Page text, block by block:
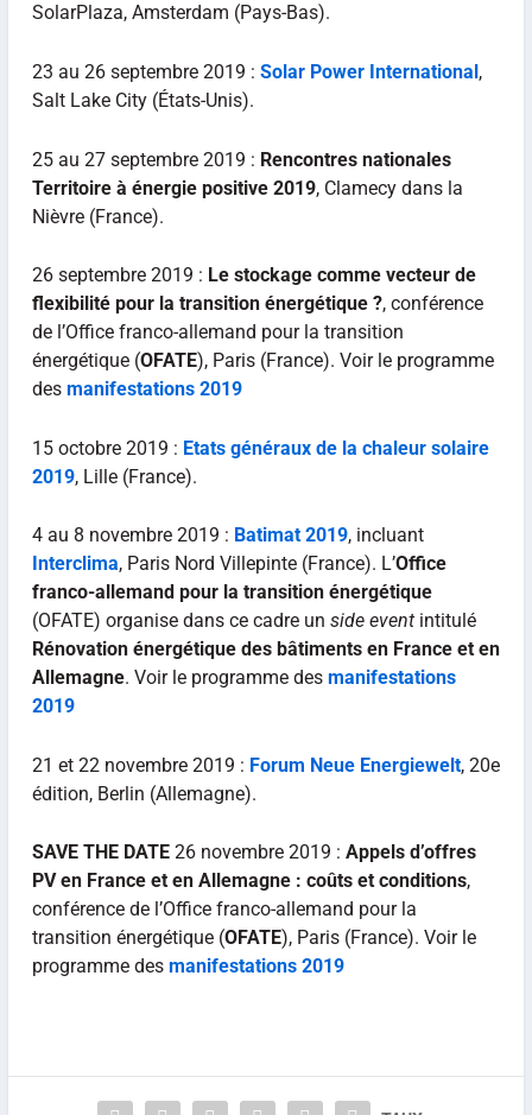
SolarPlaza, Amsterdam (Pays-Bas).
23 au 26 septembre 2019 : Solar Power International,
Salt Lake City (États-Unis).
25 au 27 septembre 2019 : Rencontres nationales
Territoire à énergie positive 2019, Clamecy dans la
Nièvre (France).
26 septembre 2019 : Le stockage comme vecteur de
flexibilité pour la transition énergétique ?, conférence
de l’Office franco-allemand pour la transition
énergétique (OFATE), Paris (France). Voir le programme
des manifestations 2019
15 octobre 2019 : Etats généraux de la chaleur solaire
2019, Lille (France).
4 au 8 novembre 2019 : Batimat 2019, incluant
Interclima, Paris Nord Villepinte (France). L’Office
franco-allemand pour la transition énergétique
(OFATE) organise dans ce cadre un side eventintitulé
Rénovation énergétique des bâtiments en France et en
Allemagne. Voir le programme des manifestations
2019
21 et 22 novembre 2019 : Forum Neue Energiewelt, 20e
édition, Berlin (Allemagne).
SAVE THE DATE 26 novembre 2019 : Appels d’offres
PV en France et en Allemagne : coûts et conditions,
conférence de l’Office franco-allemand pour la
transition énergétique (OFATE), Paris (France). Voir le
programme des manifestations 2019